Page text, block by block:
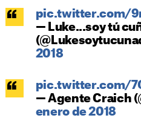
pic.twitter.com/
— Luke...soy tú
2018
pic.twitter.com/
— Agente Craich
enero de 2018